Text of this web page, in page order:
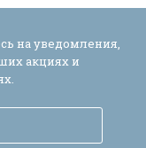
на уведомления,
акциях и